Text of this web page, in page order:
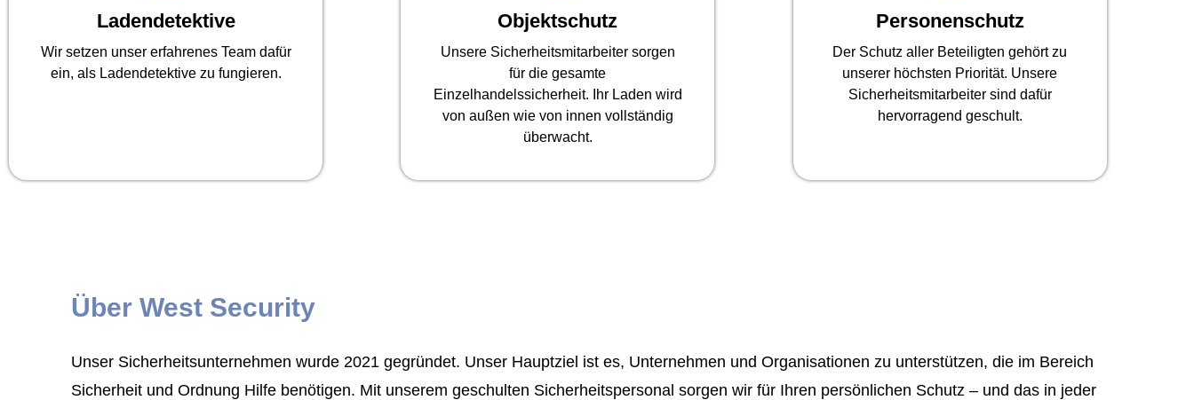
Ladendetektive
Wir setzen unser erfahrenes Team dafür
ein, als Ladendetektive zu fungieren.
Objektschutz
Unsere Sicherheitsmitarbeiter sorgen
für die gesamte
Einzelhandelssicherheit. Ihr Laden wird
von außen wie von innen vollständig
überwacht.
Personenschutz
Der Schutz aller Beteiligten gehört zu
unserer höchsten Priorität. Unsere
Sicherheitsmitarbeiter sind dafür
hervorragend geschult.
Über West Security
Unser Sicherheitsunternehmen wurde 2021 gegründet. Unser Hauptziel ist es, Unternehmen und Organisationen zu unterstützen, die im Bereich
Sicherheit und Ordnung Hilfe benötigen. Mit unserem geschulten Sicherheitspersonal sorgen wir für Ihren persönlichen Schutz – und das in jeder